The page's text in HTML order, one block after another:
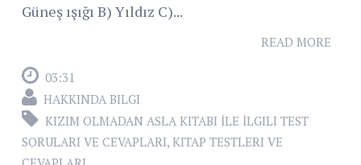
Güneş ışığı B) Yıldız C)...
READ MORE
03:31
HAKKINDA BILGI
KIZIM OLMADAN ASLA KITABI İLE İLGILI TEST
SORULARI VE CEVAPLARI, KITAP TESTLERI VE